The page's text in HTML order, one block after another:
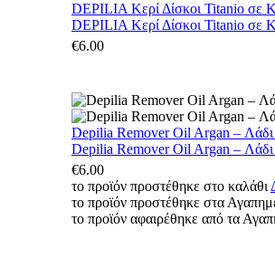
DEPILIA Κερί Δίσκοι Titanio σε
DEPILIA Κερί Δίσκοι Titanio σε
€6.00
Depilia Remover Oil Argan –
Depilia Remover Oil Argan –
€6.00
το προϊόν προστέθηκε στο καλάθι
το προϊόν προστέθηκε στα
το προϊόν αφαιρέθηκε από τα